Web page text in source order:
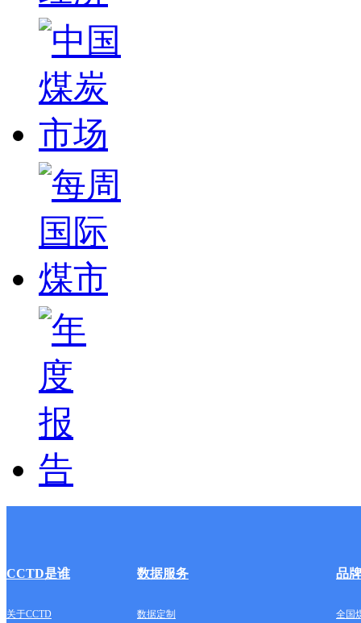
CCTD是谁 数据服务 品
关于CCTD 数据定制 全国